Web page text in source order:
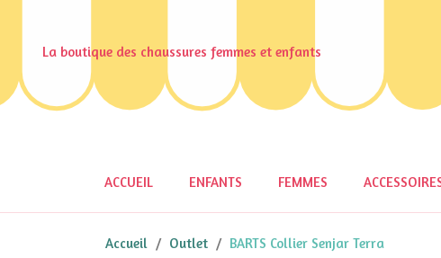
La boutique des chaussures femmes et enfants
ACCUEIL ENFANTS FEMMES
Accueil Outlet BARTS Collier Senjar Terra